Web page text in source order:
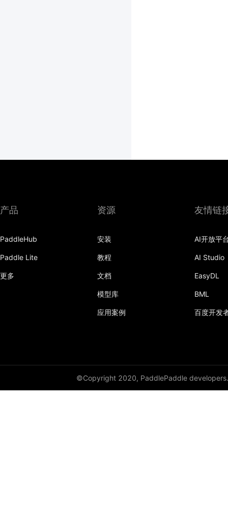
产品
PaddleHub
Paddle Lite
更多
资源
安装
教程
文档
模型库
应用案例
友情链
AI开放平
AI Studio
EasyDL
BML
百度开发
©Copyright 2020, PaddlePaddle developers.